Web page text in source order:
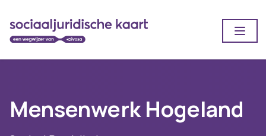
Mensenwerk Hogeland